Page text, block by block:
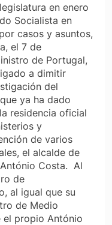
en enero
Socialista en
casos y asuntos,
el 7 de
de Portugal,
a dimitir
del
ya ha dado
residencia oficial
y
de varios
el alcalde de
Costa. Al
de
al igual que su
de Medio
el propio António